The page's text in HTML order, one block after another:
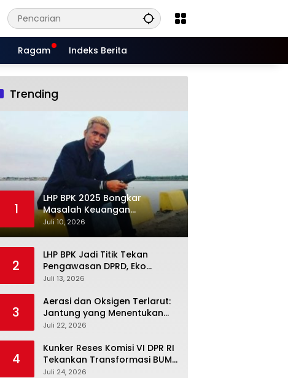
Ragam Indeks Berita
Trending
1
LHP BPK 2025 Bongkar
Masalah Keuangan
Situbondo, Potensi Miliaran
Rupiah Masih Belum Terkelola
Juli 10, 2026
2
LHP BPK Jadi Titik Tekan
Pengawasan DPRD, Eko
Febriyanto Datangi Komisi IV
Berpijak pada Dokumen
Resmi Negara
Juli 13, 2026
3
Aerasi dan Oksigen Terlarut:
Jantung yang Menentukan
Hidup Tambak Vaname
Juli 22, 2026
4
Kunker Reses Komisi VI DPR RI
Tekankan Transformasi BUMN
Maritim, Nasim Khan Kawal
Juli 24, 2026